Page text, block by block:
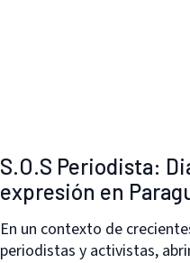
S.O.S Periodista:
expresión en
En un contexto de
periodistas y activistas,